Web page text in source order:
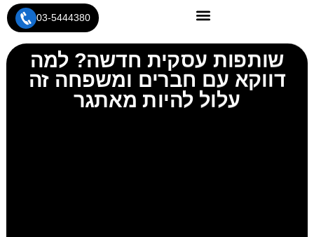
03-5444380
שותפות עסקית חדשה? למה
דווקא עם חברים ומשפחה זה
עלול להיות מאתגר